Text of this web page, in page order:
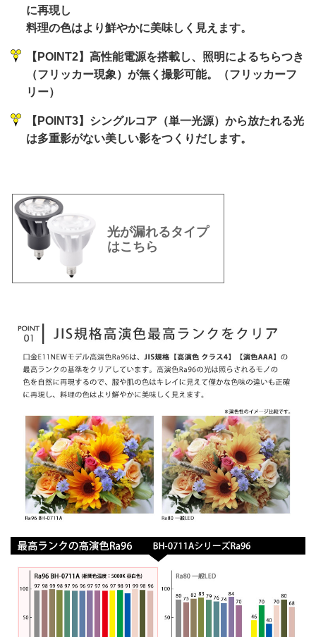
に再現し
料理の色はより鮮やかに美味しく見えます。
【POINT2】高性能電源を搭載し、照明によるちらつき
（フリッカー現象）が無く撮影可能。（フリッカーフ
リー）
【POINT3】シングルコア（単一光源）から放たれる光
は多重影がない美しい影をつくりだします。
光が漏れるタイプ
はこちら